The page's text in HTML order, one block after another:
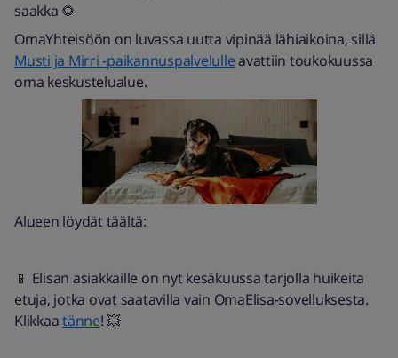
saakka 🌻
OmaYhteisöön on luvassa uutta vipinää lähiaikoina, sillä
Musti ja Mirri -paikannuspalvelulleavattiin toukokuussa
oma keskustelualue.
Alueen löydät täältä:
📱 Elisan asiakkaille on nyt kesäkuussa tarjolla huikeita
etuja, jotka ovat saatavilla vain OmaElisa-sovelluksesta.
Klikkaatänne! 💥